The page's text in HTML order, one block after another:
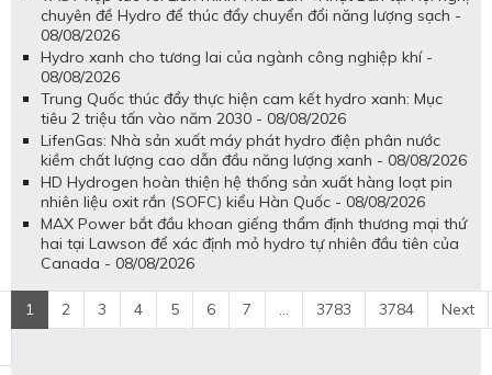
chuyên đề Hydro để thúc đẩy chuyển đổi năng lượng sạch -
08/08/2026
Hydro xanh cho tương lai của ngành công nghiệp khí -
08/08/2026
Trung Quốc thúc đẩy thực hiện cam kết hydro xanh: Mục
tiêu 2 triệu tấn vào năm 2030 - 08/08/2026
LifenGas: Nhà sản xuất máy phát hydro điện phân nước
kiềm chất lượng cao dẫn đầu năng lượng xanh - 08/08/2026
HD Hydrogen hoàn thiện hệ thống sản xuất hàng loạt pin
nhiên liệu oxit rắn (SOFC) kiểu Hàn Quốc - 08/08/2026
MAX Power bắt đầu khoan giếng thẩm định thương mại thứ
hai tại Lawson để xác định mỏ hydro tự nhiên đầu tiên của
Canada - 08/08/2026
1 2 3 4 5 6 7 ... 3783 3784 Next